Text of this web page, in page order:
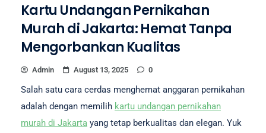
Kartu Undangan Pernikahan
Murah di Jakarta: Hemat Tanpa
Mengorbankan Kualitas
Admin August 13, 2025 0
Salah satu cara cerdas menghemat anggaran pernikahan
adalah dengan memilih kartu undangan pernikahan
murah di Jakarta yang tetap berkualitas dan elegan. Yuk